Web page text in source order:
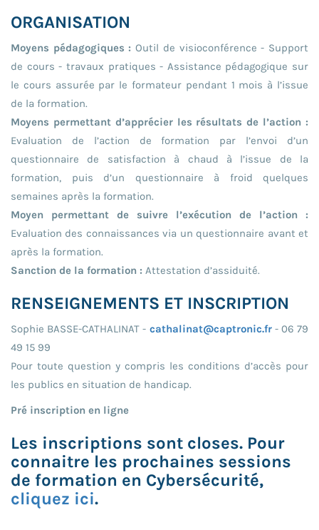
ORGANISATION
Moyens pédagogiques : Outil de visioconférence - Support
de cours - travaux pratiques - Assistance pédagogique sur
le cours assurée par le formateur pendant 1 mois à l’issue
de la formation.
Moyens permettant d’apprécier les résultats de l’action :
Evaluation de l’action de formation par l’envoi d’un
questionnaire de satisfaction à chaud à l’issue de la
formation, puis d’un questionnaire à froid quelques
semaines après la formation.
Moyen permettant de suivre l’exécution de l’action :
Evaluation des connaissances via un questionnaire avant et
après la formation.
Sanction de la formation : Attestation d’assiduité.
RENSEIGNEMENTS ET INSCRIPTION
Sophie BASSE-CATHALINAT - cathalinat@captronic.fr- 06 79
49 15 99
Pour toute question y compris les conditions d’accès pour
les publics en situation de handicap.
Pré inscription en ligne
Les inscriptions sont closes. Pour
connaitre les prochaines sessions
de formation en Cybersécurité,
cliquez ici.